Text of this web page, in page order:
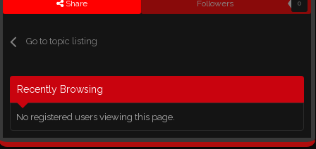
Share Followers 0
Go to topic listing
Recently Browsing
No registered users viewing this page.